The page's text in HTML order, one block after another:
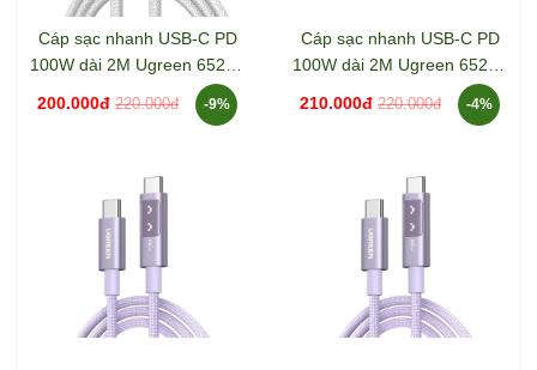
Cáp sạc nhanh USB-C PD
100W dài 2M Ugreen 65256
200.000đ 220.000đ -9%
Cáp sạc nhanh USB-C PD
100W dài 2M Ugreen 65254
210.000đ 220.000đ -4%